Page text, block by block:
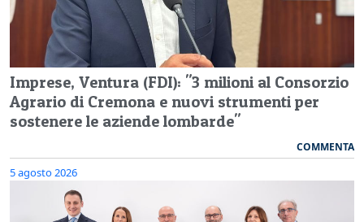
Imprese, Ventura (FDI): "3 milioni al Consorzio
Agrario di Cremona e nuovi strumenti per
sostenere le aziende lombarde"
COMMENTA
5 agosto 2026